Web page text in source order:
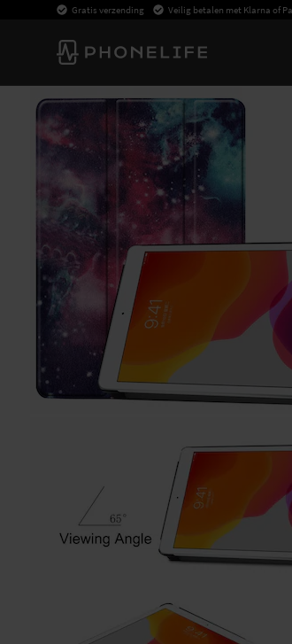
Gratis verzending Veilig betalen met Klarna of